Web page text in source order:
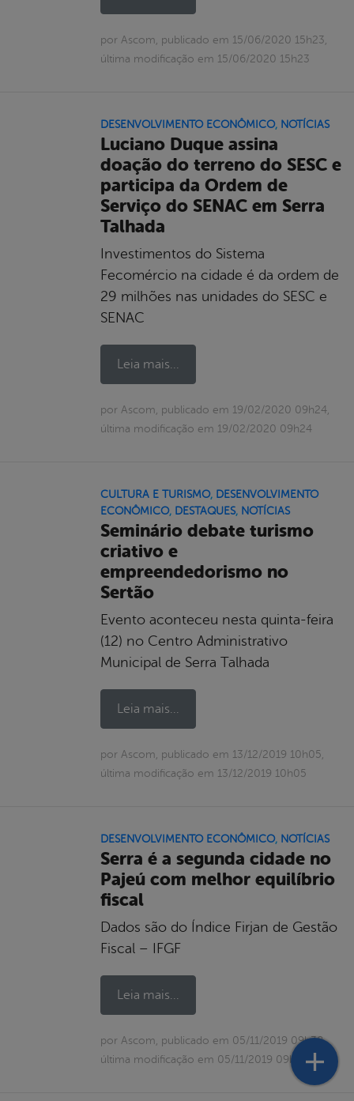
por Ascom, publicado em 15/06/2020 15h23,
última modificação em 15/06/2020 15h23
DESENVOLVIMENTO ECONÔMICO, NOTÍCIAS
Luciano Duque assina
doação do terreno do SESC e
participa da Ordem de
Serviço do SENAC em Serra
Talhada
Investimentos do Sistema
Fecomércio na cidade é da ordem de
29 milhões nas unidades do SESC e
SENAC
Leia mais...
por Ascom, publicado em 19/02/2020 09h24,
última modificação em 19/02/2020 09h24
CULTURA E TURISMO, DESENVOLVIMENTO
ECONÔMICO, DESTAQUES, NOTÍCIAS
Seminário debate turismo
criativo e
empreendedorismo no
Sertão
Evento aconteceu nesta quinta-feira
(12) no Centro Administrativo
Municipal de Serra Talhada
Leia mais...
por Ascom, publicado em 13/12/2019 10h05,
última modificação em 13/12/2019 10h05
DESENVOLVIMENTO ECONÔMICO, NOTÍCIAS
Serra é a segunda cidade no
Pajeú com melhor equilíbrio
fiscal
Dados são do Índice Firjan de Gestão
Fiscal – IFGF
Leia mais...
por Ascom, publicado em 05/11/2019 09h38,
última modificação em 05/11/2019 09h38